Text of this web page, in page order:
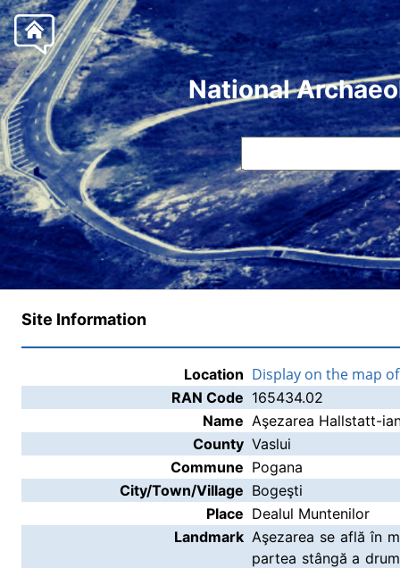
National
Site Information
Location Display on the map
RAN Code 165434.02
Name Aşezarea Hallstatt-
County Vaslui
Commune Pogana
City/Town/Village Bogeşti
Place Dealul Muntenilor
Landmark Aşezarea se află în
partea stângă a